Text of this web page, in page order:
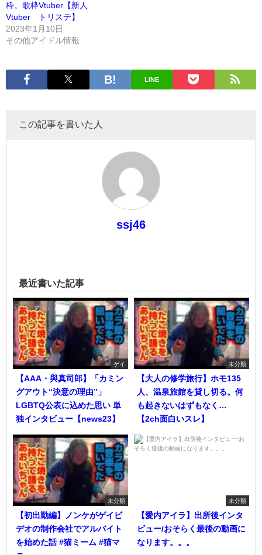
枠。歌枠Vtuber【新人
Vtuber トリステ】
2023年1月10日
その他アイドル情報
LINE
この記事を書いた人
ssj46
最近書いた記事
ゲイ
【AAA・與真司郎】「カミン
グアウト“決意の理由”」
LGBTQ公表に込めた思い 単
独インタビュー【news23】
未分類
【大人の修学旅行】ホモ135
人、温泉旅館を貸し切る。何
も起きないはずもなく…
【2ch面白いスレ】
未分類
【初出勤編】ノンケがゲイビ
デオの制作会社でアルバイト
を始めた話 #猫ミーム #猫マ
未分類
【愛内アイラ】出所後インタ
ビュー/おそらく最後の動画に
なります。。。